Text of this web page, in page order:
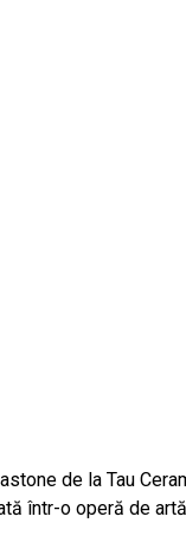
de la Tau
într-o operă de